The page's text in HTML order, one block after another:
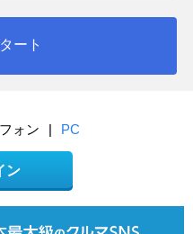
ート
ォン | PC
ン